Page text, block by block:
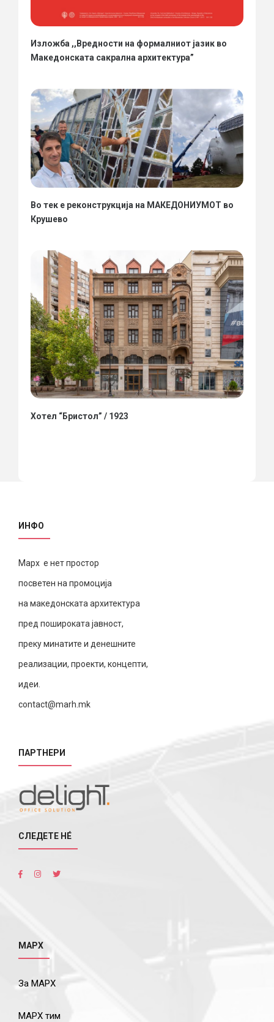
Изложба ,,Вредности на формалниот јазик во
Македонската сакрална архитектура”
Во тек е реконструкција на МАКЕДОНИУМОТ во
Крушево
Хотел “Бристол” / 1923
ИНФО
Марх е нет простор
посветен на промоција
на македонската архитектура
пред пошироката јавност,
преку минатите и денешните
реализации, проекти, концепти,
идеи.
contact@marh.mk
ПАРТНЕРИ
СЛЕДЕТЕ НÉ
МАРХ
За МАРХ
МАРХ тим